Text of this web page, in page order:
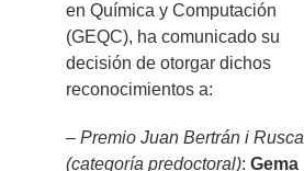
en Química y Computación
(GEQC), ha comunicado su
decisión de otorgar dichos
reconocimientos a:
– Premio Juan Bertrán i Rusca
(categoría predoctoral): Gema